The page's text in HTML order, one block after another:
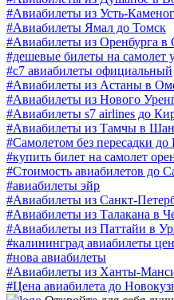
#Авиабилеты из Усть-
#Авиабилеты Ямал до Томск
#Авиабилеты из Оренбурга в
#дешевые билеты на самолет
#с7 авиабилеты официальный
#Авиабилеты из Астаны в
#Авиабилеты из Нового
#Авиабилеты s7 airlines до
#Авиабилеты из Тамчы в
#Самолетом без пересадки до
#купить билет на самолет
#Стоимость авиабилетов до
#авиабилеты эйр
#Авиабилеты из Санкт-
#Авиабилеты из Талакана в
#Авиабилеты из Паттайи в
#калининград авиабилеты
#нова авиабилеты
#Авиабилеты из Ханты-
#Цена авиабилета до